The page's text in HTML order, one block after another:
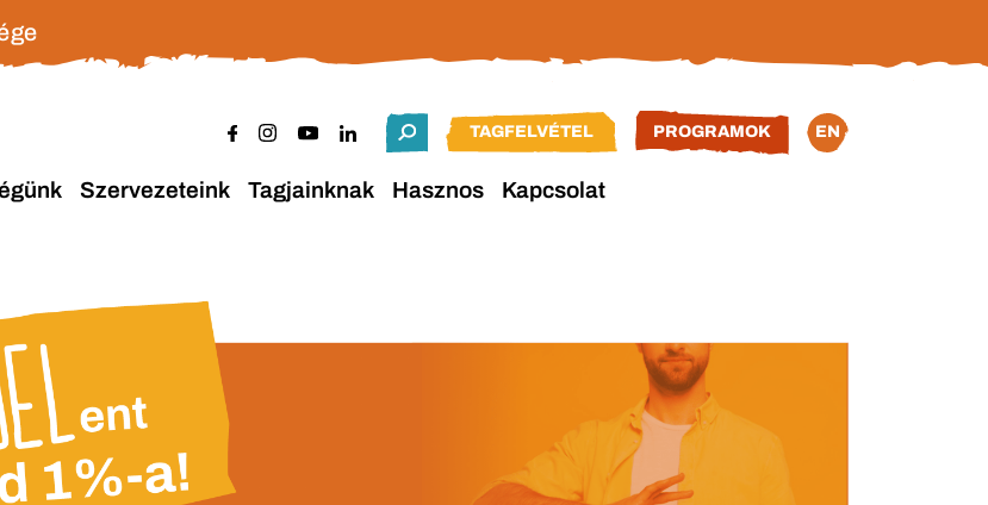
TAGFELVÉTEL PROGRAMOK EN
Szervezeteink Tagjainknak Hasznos Kapcsolat